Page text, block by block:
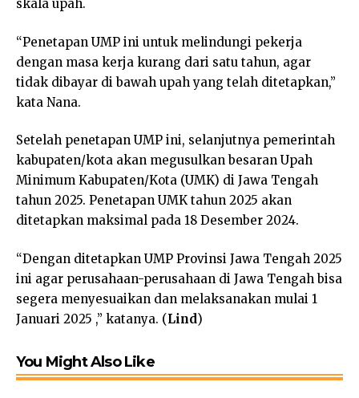
skala upah.
“Penetapan UMP ini untuk melindungi pekerja
dengan masa kerja kurang dari satu tahun, agar
tidak dibayar di bawah upah yang telah ditetapkan,”
kata Nana.
Setelah penetapan UMP ini, selanjutnya pemerintah
kabupaten/kota akan megusulkan besaran Upah
Minimum Kabupaten/Kota (UMK) di Jawa Tengah
tahun 2025. Penetapan UMK tahun 2025 akan
ditetapkan maksimal pada 18 Desember 2024.
“Dengan ditetapkan UMP Provinsi Jawa Tengah 2025
ini agar perusahaan-perusahaan di Jawa Tengah bisa
segera menyesuaikan dan melaksanakan mulai 1
Januari 2025 ,” katanya. (Lind)
You Might Also Like